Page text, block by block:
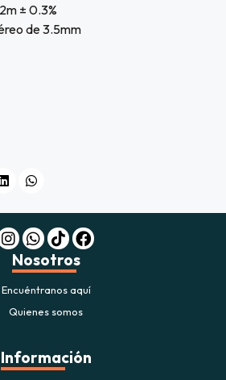
± 0.3%
de 3.5mm
Nosotros
Encuéntranos aquí
Quienes somos
Información